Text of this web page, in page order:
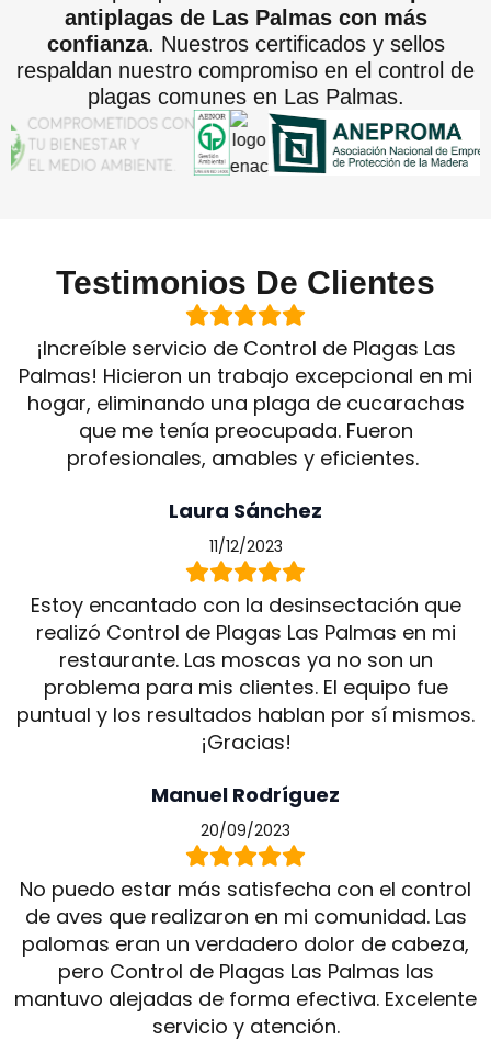
antiplagas de Las Palmas con más
confianza. Nuestros certificados y sellos
respaldan nuestro compromiso en el control de
plagas comunes en Las Palmas.
Testimonios De Clientes
¡Increíble servicio de Control de Plagas Las
Palmas! Hicieron un trabajo excepcional en mi
hogar, eliminando una plaga de cucarachas
que me tenía preocupada. Fueron
profesionales, amables y eficientes.
Laura Sánchez
11/12/2023
Estoy encantado con la desinsectación que
realizó Control de Plagas Las Palmas en mi
restaurante. Las moscas ya no son un
problema para mis clientes. El equipo fue
puntual y los resultados hablan por sí mismos.
¡Gracias!
Manuel Rodríguez
20/09/2023
No puedo estar más satisfecha con el control
de aves que realizaron en mi comunidad. Las
palomas eran un verdadero dolor de cabeza,
pero Control de Plagas Las Palmas las
mantuvo alejadas de forma efectiva. Excelente
servicio y atención.